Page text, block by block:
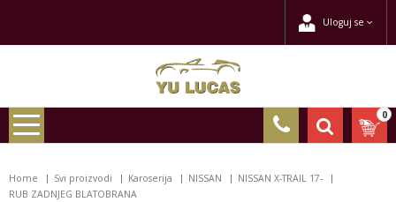
Uloguj se
0
Home Svi proizvodi Karoserija NISSAN
NISSAN X-TRAIL 17-
RUB ZADNJEG BLATOBRANA